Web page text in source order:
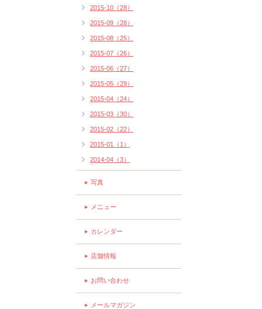
2015-10（28）
2015-09（28）
2015-08（25）
2015-07（26）
2015-06（27）
2015-05（29）
2015-04（24）
2015-03（30）
2015-02（22）
2015-01（1）
2014-04（3）
写真
メニュー
カレンダー
店舗情報
お問い合わせ
メールマガジン